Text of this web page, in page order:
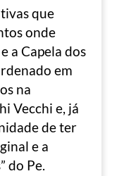
que
onde
a Capela dos
em
na
Vecchi e, já
de ter
e a
do Pe.